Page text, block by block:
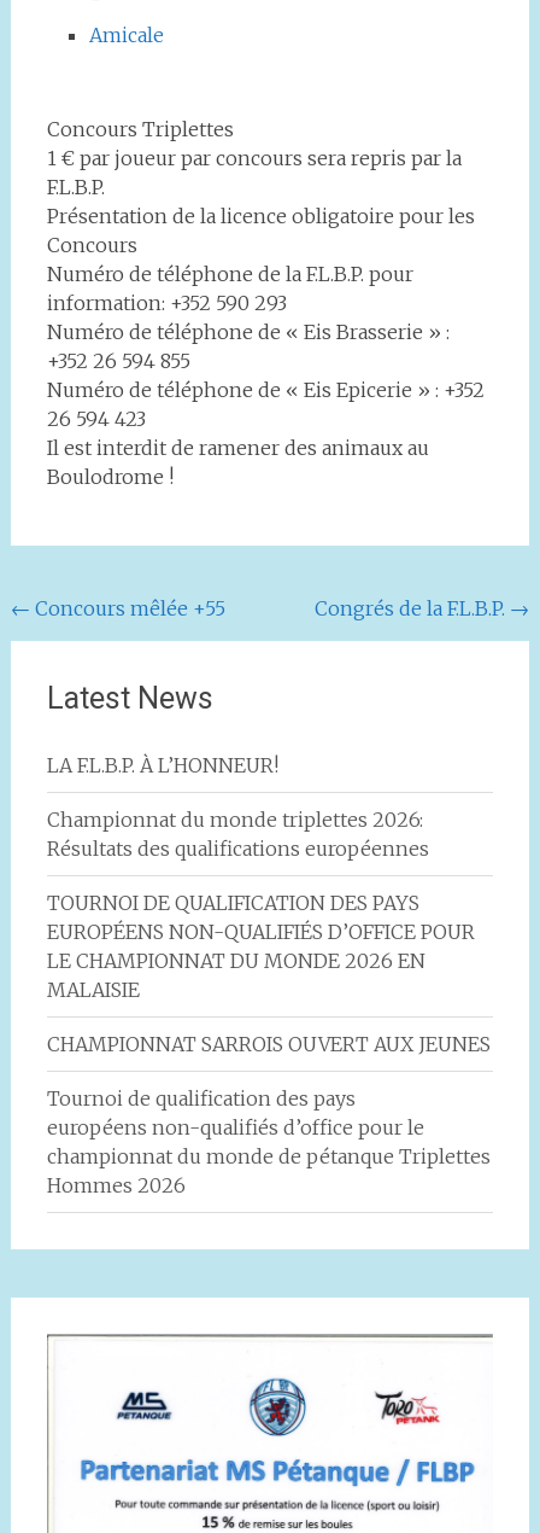
Amicale
Concours Triplettes
1 € par joueur par concours sera repris par la
F.L.B.P.
Présentation de la licence obligatoire pour les
Concours
Numéro de téléphone de la F.L.B.P. pour
information: +352 590 293
Numéro de téléphone de « Eis Brasserie » :
+352 26 594 855
Numéro de téléphone de « Eis Epicerie » : +352
26 594 423
Il est interdit de ramener des animaux au
Boulodrome !
Navigation
de
l'article
← Concours mêlée +55 Congrés de la F.L.B.P. →
Latest News
LA F.L.B.P. À L’HONNEUR!
Championnat du monde triplettes 2026:
Résultats des qualifications européennes
TOURNOI DE QUALIFICATION DES PAYS
EUROPÉENS NON-QUALIFIÉS D’OFFICE POUR
LE CHAMPIONNAT DU MONDE 2026 EN
MALAISIE
CHAMPIONNAT SARROIS OUVERT AUX JEUNES
Tournoi de qualification des pays
européens non-qualifiés d’office pour le
championnat du monde de pétanque Triplettes
Hommes 2026